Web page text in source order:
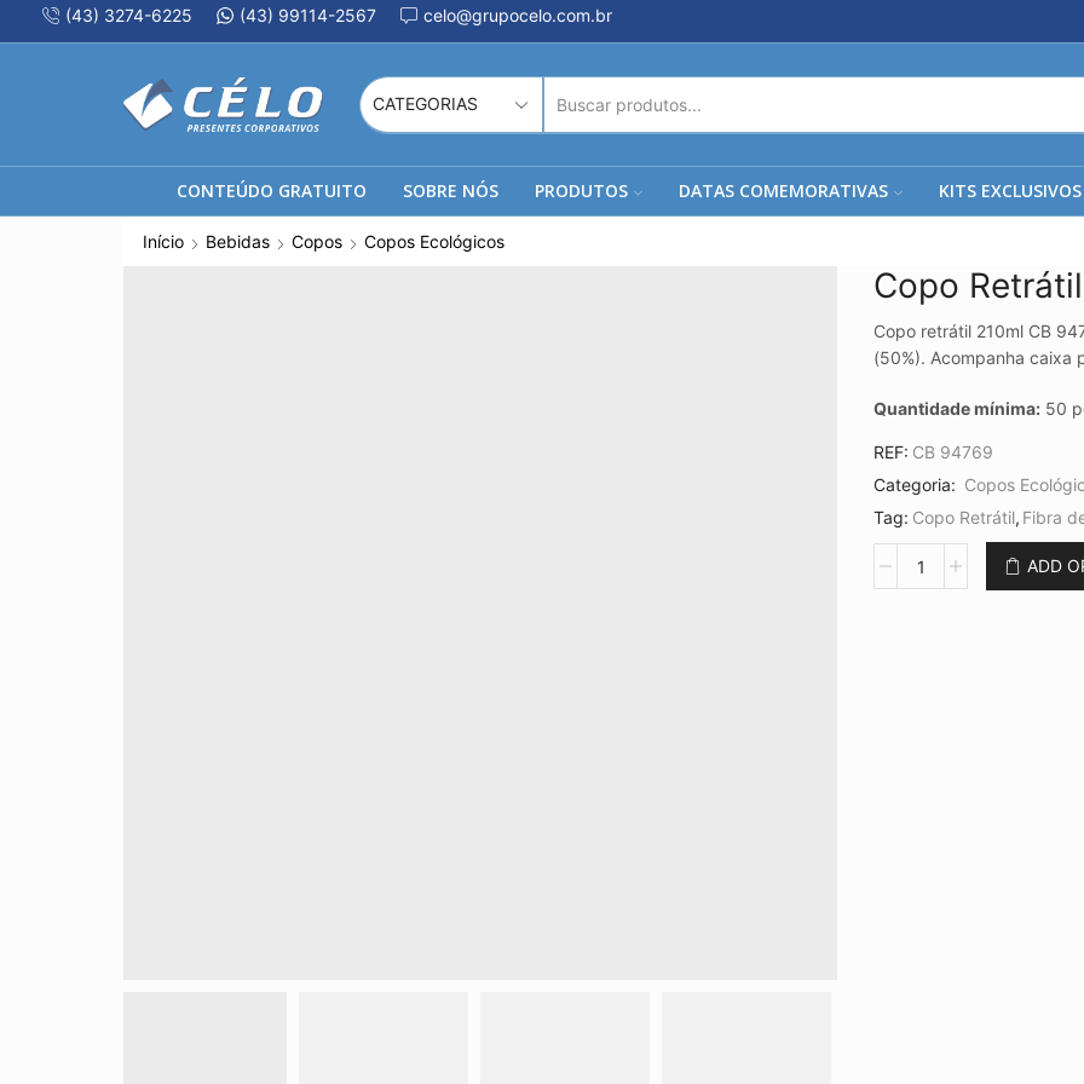
(43) 3274-6225 (43) 99114-2567 celo@grupocelo.com.br
DE
PESQUISA
CONTEÚDO GRATUITO SOBRE NÓS PRODUTOS DATAS COMEMORATIVAS KITS EXCLUSIVOS
Início Bebidas Copos Copos Ecológicos
Copo
Copo retrátil 210ml CB
(50%). Acompanha caixa
Quantidade mínima: 50
REF: CB 94769
Categoria: Copos
Tag: Copo Retrátil, Fibra
Retrátil
ADD